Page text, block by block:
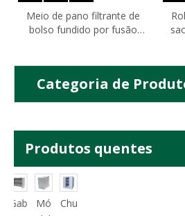
Meio de pano filtrante de
bolso fundido por fusão
Categoria de
Produtos quentes
Gab
Mó
Chu